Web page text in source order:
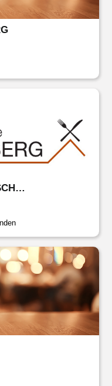
BRASSERIE- FEESTZAAL SCHERPENBERG